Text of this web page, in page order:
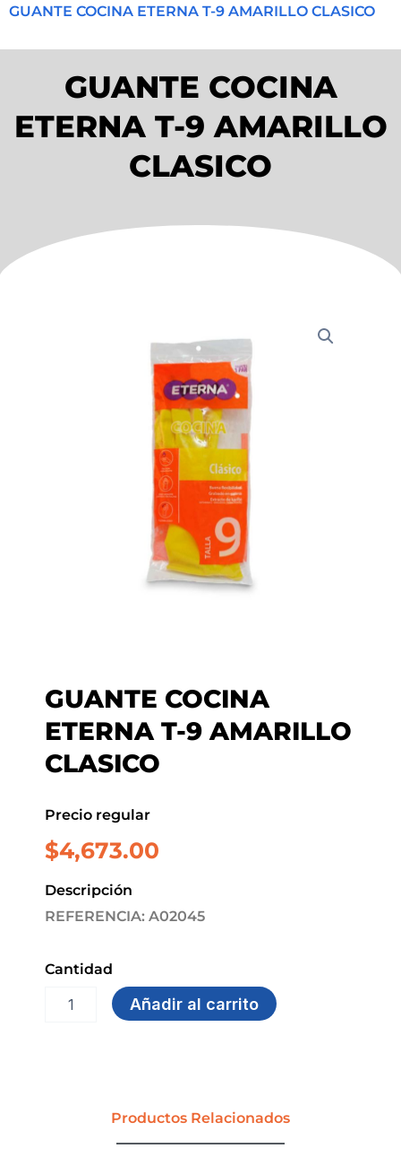
GUANTE COCINA ETERNA T-9 AMARILLO CLASICO
GUANTE COCINA
ETERNA T-9 AMARILLO
CLASICO
GUANTE COCINA
ETERNA T-9 AMARILLO
CLASICO
Precio regular
$4,673.00
Descripción
REFERENCIA: A02045
Cantidad
COCINA
Añadir al carrito
Productos Relacionados